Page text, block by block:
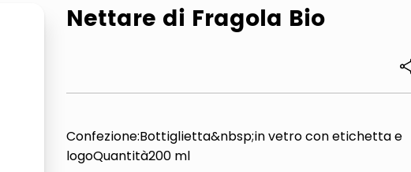
sole 0703 thin rotondo sun
Nettare di Fragola Bio
Confezione:Bottiglietta&nbsp;in vetro con etichetta e
logoQuantità200 ml